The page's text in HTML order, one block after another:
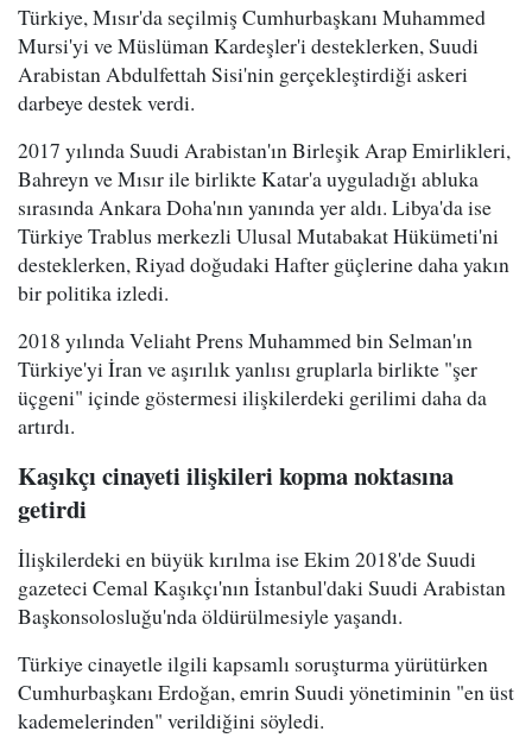
Türkiye, Mısır'da seçilmiş Cumhurbaşkanı Muhammed
Mursi'yi ve Müslüman Kardeşler'i desteklerken, Suudi
Arabistan Abdulfettah Sisi'nin gerçekleştirdiği askeri
darbeye destek verdi.
2017 yılında Suudi Arabistan'ın Birleşik Arap Emirlikleri,
Bahreyn ve Mısır ile birlikte Katar'a uyguladığı abluka
sırasında Ankara Doha'nın yanında yer aldı. Libya'da ise
Türkiye Trablus merkezli Ulusal Mutabakat Hükümeti'ni
desteklerken, Riyad doğudaki Hafter güçlerine daha yakın
bir politika izledi.
2018 yılında Veliaht Prens Muhammed bin Selman'ın
Türkiye'yi İran ve aşırılık yanlısı gruplarla birlikte "şer
üçgeni" içinde göstermesi ilişkilerdeki gerilimi daha da
artırdı.
Kaşıkçı cinayeti ilişkileri kopma noktasına
getirdi
İlişkilerdeki en büyük kırılma ise Ekim 2018'de Suudi
gazeteci Cemal Kaşıkçı'nın İstanbul'daki Suudi Arabistan
Başkonsolosluğu'nda öldürülmesiyle yaşandı.
Türkiye cinayetle ilgili kapsamlı soruşturma yürütürken
Cumhurbaşkanı Erdoğan, emrin Suudi yönetiminin "en üst
kademelerinden" verildiğini söyledi.